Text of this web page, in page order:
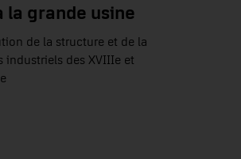
la grande usine
de la structure et de la
industriels des XVIIIe et